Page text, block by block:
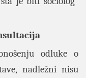
odluke o
nadležni nisu